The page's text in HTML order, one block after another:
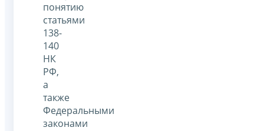
понятию
статьями
138-
140
НК
РФ,
а
также
Федеральными
законами